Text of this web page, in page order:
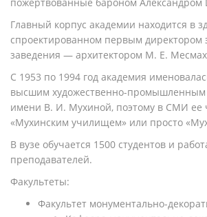
Главный корпус академии находится в
спроектированном первым директором
заведения — архитектором М. Е.
С 1953 по 1994 год академия
высшим художественно-
имени В. И. Мухиной, поэтому в СМИ ее
«Мухинским училищем» или просто
В вузе обучается 1500 студентов и
преподавателей.
Факультеты:
Факультет монументально-